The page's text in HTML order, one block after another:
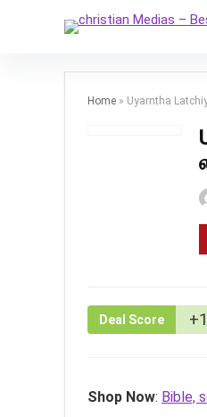
Home » Uyarntha
Deal Score +1
Shop Now: Bible,